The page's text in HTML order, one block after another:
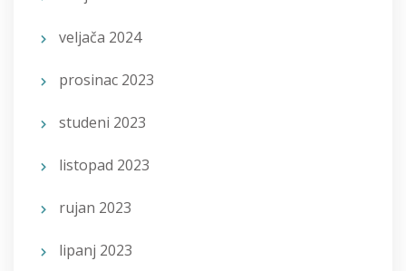
veljača 2024
prosinac 2023
studeni 2023
listopad 2023
rujan 2023
lipanj 2023